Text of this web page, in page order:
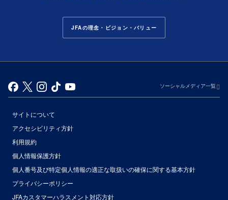
JFAの理念・ビジョン・バリュー
ソーシャルメディア一覧
サイトについて
アクセシビリティ方針
利用規約
個人情報保護方針
個人番号及び特定個人情報の適正な取扱いの確保に関する基本方針
プライバシーポリシー
JFAカスタマーハラスメント対応方針